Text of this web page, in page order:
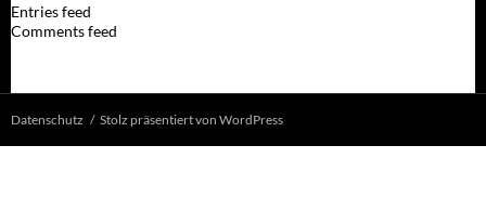
Entries feed
Comments feed
Datenschutz Stolz präsentiert von WordPress